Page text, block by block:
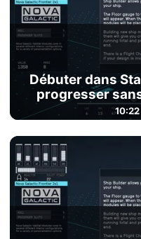
Débuter dans
progresser